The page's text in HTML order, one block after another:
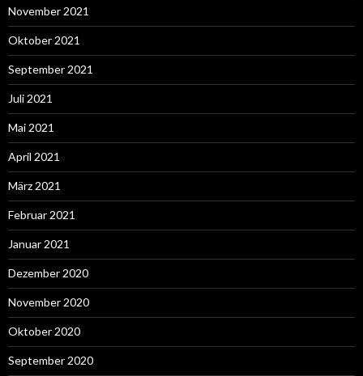
November 2021
Oktober 2021
September 2021
Juli 2021
Mai 2021
April 2021
März 2021
Februar 2021
Januar 2021
Dezember 2020
November 2020
Oktober 2020
September 2020